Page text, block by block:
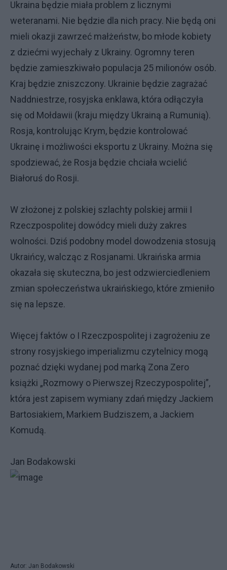
Ukraina będzie miała problem z licznymi
weteranami. Nie będzie dla nich pracy. Nie będą oni
mieli okazji zawrzeć małżeństw, bo młode kobiety
z dziećmi wyjechały z Ukrainy. Ogromny teren
będzie zamieszkiwało populacja 25 milionów osób.
Kraj będzie zniszczony. Ukrainie będzie zagrażać
Naddniestrze, rosyjska enklawa, która odłączyła
się od Mołdawii (kraju między Ukrainą a Rumunią).
Rosja, kontrolując Krym, będzie kontrolować
Ukrainę i możliwości eksportu z Ukrainy. Można się
spodziewać, że Rosja będzie chciała wcielić
Białoruś do Rosji.
W złożonej z polskiej szlachty polskiej armii I
Rzeczpospolitej dowódcy mieli duży zakres
wolności. Dziś podobny model dowodzenia stosują
Ukraińcy, walcząc z Rosjanami. Ukraińska armia
okazała się skuteczna, bo jest odzwierciedleniem
zmian społeczeństwa ukraińskiego, które zmieniło
się na lepsze.
Więcej faktów o I Rzeczpospolitej i zagrożeniu ze
strony rosyjskiego imperializmu czytelnicy mogą
poznać dzięki wydanej pod marką Zona Zero
książki „Rozmowy o Pierwszej Rzeczypospolitej”,
która jest zapisem wymiany zdań między Jackiem
Bartosiakiem, Markiem Budziszem, a Jackiem
Komudą.
Jan Bodakowski
Autor: Jan Bodakowski